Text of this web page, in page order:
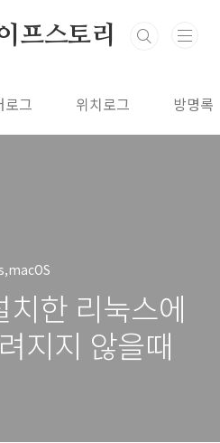
프스토리
로그 위치로그 방명록
한 리눅스에
지지 않을때